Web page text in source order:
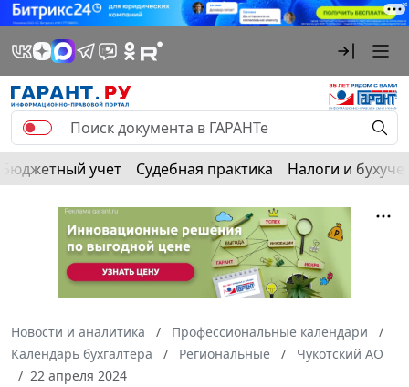
Бюджетный учет Судебная практика Налоги и
Новости и аналитика
Профессиональные календари
Календарь бухгалтера
Региональные
Чукотский АО
22 апреля 2024